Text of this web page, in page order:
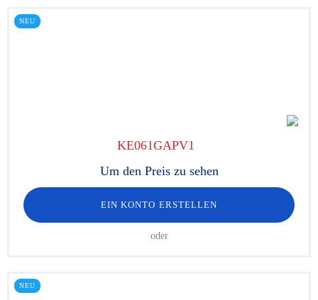
NEU
KE061GAPV1
Um den Preis zu sehen
EIN KONTO ERSTELLEN
oder
NEU